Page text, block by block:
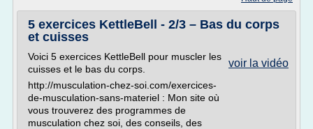
5 exercices KettleBell - 2/3 – Bas du corps
et cuisses
voir la vidéo
Voici 5 exercices KettleBell pour muscler les
cuisses et le bas du corps.
http://musculation-chez-soi.com/exercices-
de-musculation-sans-materiel : Mon site où
vous trouverez des programmes de
musculation chez soi, des conseils, des